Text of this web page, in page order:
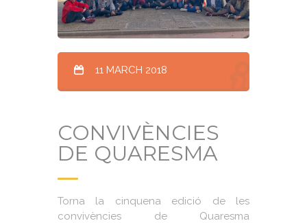
11 MARCH 2018
CONVIVÈNCIES
DE QUARESMA
Torna la cinquena edició de les
convivències de Quaresma